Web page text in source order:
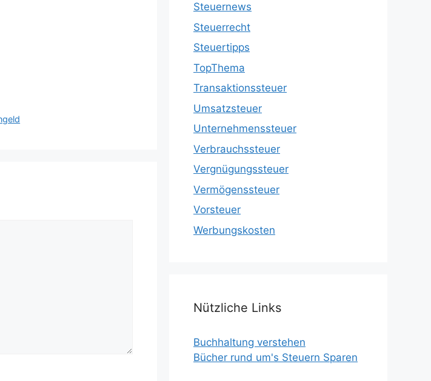
Steuernews
Steuerrecht
Steuertipps
TopThema
Transaktionssteuer
Umsatzsteuer
Unternehmenssteuer
Verbrauchssteuer
Vergnügungssteuer
Vermögenssteuer
Vorsteuer
Werbungskosten
Nützliche Links
Buchhaltung verstehen
Bücher rund um's Steuern Sparen